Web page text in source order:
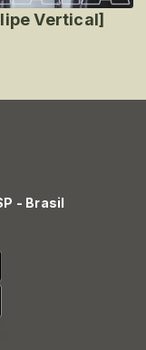
Vertical]
- Brasil